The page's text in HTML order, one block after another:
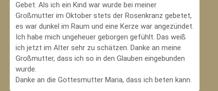
Gebet. Als ich ein Kind war wurde bei meiner
Großmutter im Oktober stets der Rosenkranz gebetet,
es war dunkel im Raum und eine Kerze war angezündet.
Ich habe mich ungeheuer geborgen gefühlt. Das weiß
ich jetzt im Alter sehr zu schätzen. Danke an meine
Großmutter, dass ich so in den Glauben eingebunden
wurde.
Danke an die Gottesmutter Maria, dass ich beten kann.